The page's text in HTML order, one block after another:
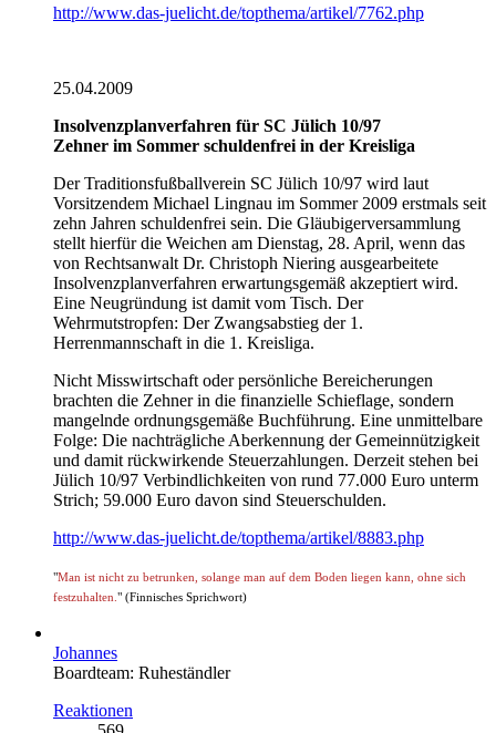
http://www.das-juelicht.de/topthema/artikel/7762.php
25.04.2009
Insolvenzplanverfahren für SC Jülich 10/97
Zehner im Sommer schuldenfrei in der Kreisliga
Der Traditionsfußballverein SC Jülich 10/97 wird laut
Vorsitzendem Michael Lingnau im Sommer 2009 erstmals seit
zehn Jahren schuldenfrei sein. Die Gläubigerversammlung
stellt hierfür die Weichen am Dienstag, 28. April, wenn das
von Rechtsanwalt Dr. Christoph Niering ausgearbeitete
Insolvenzplanverfahren erwartungsgemäß akzeptiert wird.
Eine Neugründung ist damit vom Tisch. Der
Wehrmutstropfen: Der Zwangsabstieg der 1.
Herrenmannschaft in die 1. Kreisliga.
Nicht Misswirtschaft oder persönliche Bereicherungen
brachten die Zehner in die finanzielle Schieflage, sondern
mangelnde ordnungsgemäße Buchführung. Eine unmittelbare
Folge: Die nachträgliche Aberkennung der Gemeinnützigkeit
und damit rückwirkende Steuerzahlungen. Derzeit stehen bei
Jülich 10/97 Verbindlichkeiten von rund 77.000 Euro unterm
Strich; 59.000 Euro davon sind Steuerschulden.
http://www.das-juelicht.de/topthema/artikel/8883.php
"Man ist nicht zu betrunken, solange man auf dem Boden liegen kann, ohne sich
festzuhalten. " (Finnisches Sprichwort)
Johannes
Boardteam: Ruheständler
Reaktionen